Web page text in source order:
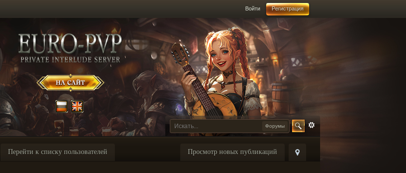
Войти Регистрация
Форумы
Просмотр новых публикаций
Перейти к списку пользователей